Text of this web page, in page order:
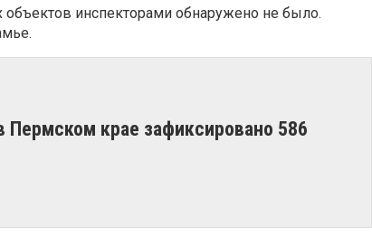
объектов инспекторами обнаружено не было.
Пермском крае зафиксировано 586